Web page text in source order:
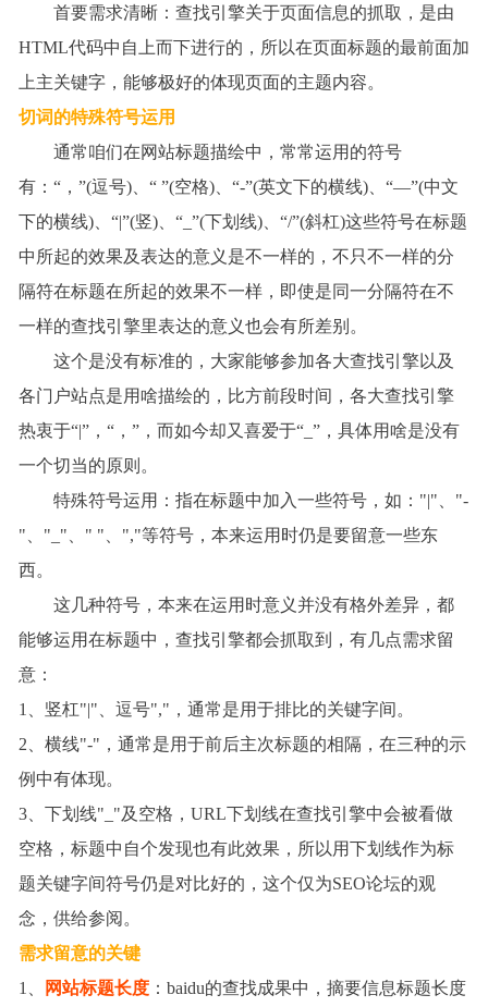
首要需求清晰：查找引擎关于页面信息的抓取，是由
HTML代码中自上而下进行的，所以在页面标题的最前面加
上主关键字，能够极好的体现页面的主题内容。
切词的特殊符号运用
通常咱们在网站标题描绘中，常常运用的符号
有： “， ”(逗号)、 “ ”(空格)、 “-”(英文下的横线)、 “—”(中文
下的横线)、 “|”(竖)、 “_”(下划线)、 “/”(斜杠)这些符号在标题
中所起的效果及表达的意义是不一样的，不只不一样的分
隔符在标题在所起的效果不一样，即使是同一分隔符在不
一样的查找引擎里表达的意义也会有所差别。
这个是没有标准的，大家能够参加各大查找引擎以及
各门户站点是用啥描绘的，比方前段时间，各大查找引擎
热衷于“|”， “， ”，而如今却又喜爱于“_”，具体用啥是没有
一个切当的原则。
特殊符号运用：指在标题中加入一些符号，如： "|"
"-
"
"_" " " ","等符号，本来运用时仍是要留意一些东
西。
这几种符号，本来在运用时意义并没有格外差异，都
能够运用在标题中，查找引擎都会抓取到，有几点需求留
意：
1
、竖杠"|" 、逗号"," ，通常是用于排比的关键字间。
2 、横线"-" ，通常是用于前后主次标题的相隔，在三种的示
例中有体现。
3、下划线"_"及空格， URL下划线在查找引擎中会被看做
空格，标题中自个发现也有此效果，所以用下划线作为标
题关键字间符号仍是对比好的，这个仅为SEO论坛的观
念，供给参阅。
需求留意的关键
1
网站标题长度：baidu的查找成果中，摘要信息标题长度